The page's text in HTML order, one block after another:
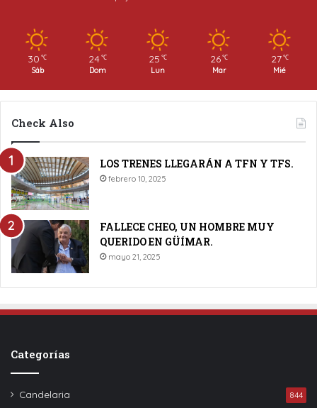
30 ℃
Sáb
24 ℃
Dom
25 ℃
Lun
26 ℃
Mar
27 ℃
Mié
Check Also
LOS TRENES LLEGARÁN A TFN Y TFS.
febrero 10, 2025
FALLECE CHEO, UN HOMBRE MUY
QUERIDO EN GÜÍMAR.
mayo 21, 2025
Categorías
Candelaria 844